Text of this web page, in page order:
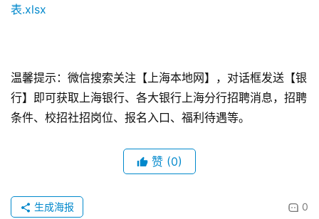
表.xlsx
温馨提示：微信搜索关注【上海本地网】，对话框发送【银
行】即可获取上海银行、各大银行上海分行招聘消息，招聘
条件、校招社招岗位、报名入口、福利待遇等。
赞 (0)
0
生成海报